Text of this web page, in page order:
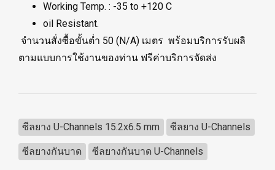
Working Temp. : -35 to +120 C
oil Resistant.
จำนวนสั่งซื้อขั้นต่ำ 50 (N/A) เมตร พร้อมบริการรับผลิ
ตามแบบการใช้งานของท่าน ฟรีค่าบริการจัดส่ง
ซีลยาง U-Channels 15.2x6.5 mm ซีลยาง U-Channels
ซีลยางกันบาด ซีลยางกันบาด U-Channels